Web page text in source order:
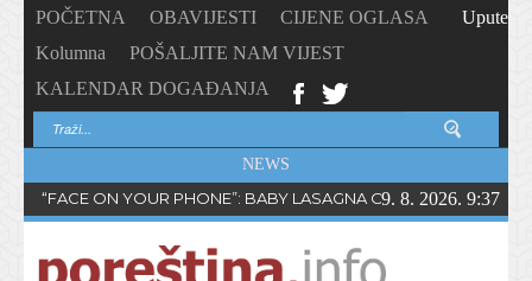
POČETNA OBAVIJESTI
CIJENE OGLASA
Kolumna
POŠALJITE NAM VIJEST
KALENDAR DOGAĐANJA
Upute
NEWS
“FACE ON YOUR PHONE”: BABY LASAGNA OBJAVIO NOVI
9. 8. 2026. 9:37